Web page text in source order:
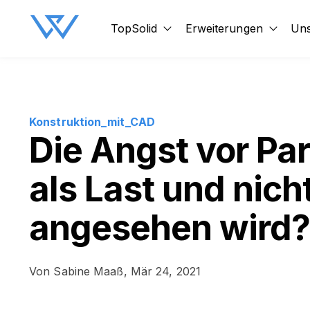
TopSolid Show submenu for
Erweiterungen Show
Konstruktion_mit_CAD
Die Angst vor
als Last und
angesehen wird?
Von Sabine Maaß, Mär 24, 2021